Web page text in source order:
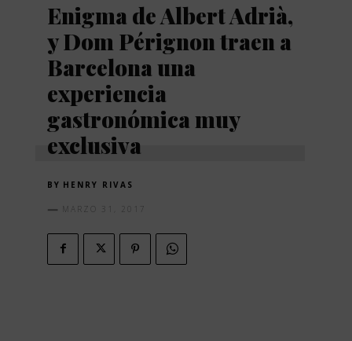
Enigma de Albert Adrià,
y Dom Pérignon traen a
Barcelona una
experiencia
gastronómica muy
exclusiva
BY HENRY RIVAS
MARZO 31, 2017